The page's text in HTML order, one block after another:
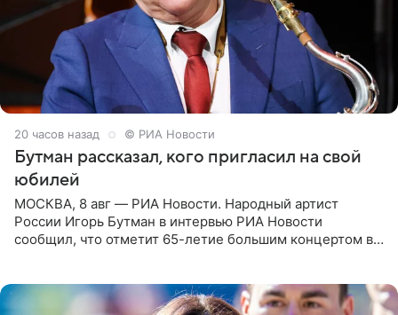
20 часов назад © РИА Новости
Бутман рассказал, кого пригласил на свой
юбилей
МОСКВА, 8 авг — РИА Новости. Народный артист
России Игорь Бутман в интервью РИА Новости
сообщил, что отметит 65-летие большим концертом в